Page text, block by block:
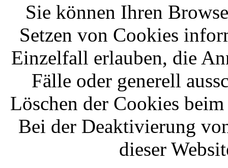
Sie können Ihren
Setzen von Cookies
Einzelfall erlauben, die
Fälle oder generell
Löschen der Cookies
Bei der Deaktivierung
dieser